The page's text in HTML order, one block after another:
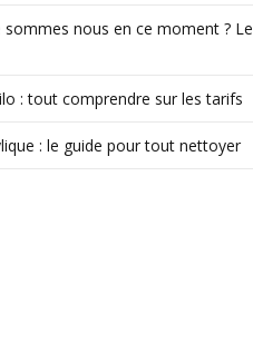
sommes nous en ce moment ? Le
: tout comprendre sur les tarifs
: le guide pour tout nettoyer